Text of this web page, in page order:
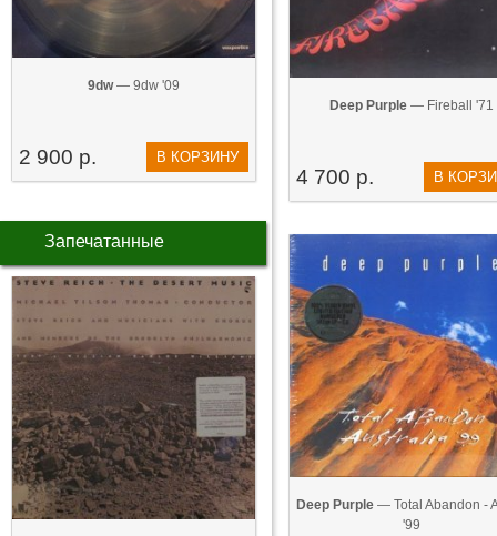
9dw— 9dw '09
2 900 р. В КОРЗИНУ
Запечатанные
Deep Purple— Fireball '71
4 700 р. В
Deep Purple— Total Abandon -
'99